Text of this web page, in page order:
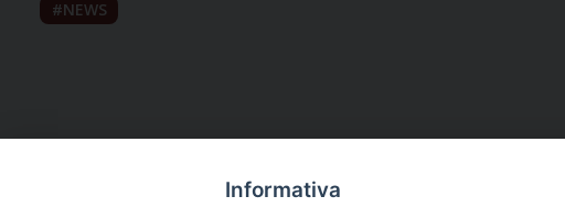
NEWS
Informativa